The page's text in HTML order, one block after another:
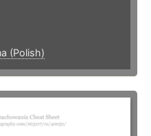
(Polish)